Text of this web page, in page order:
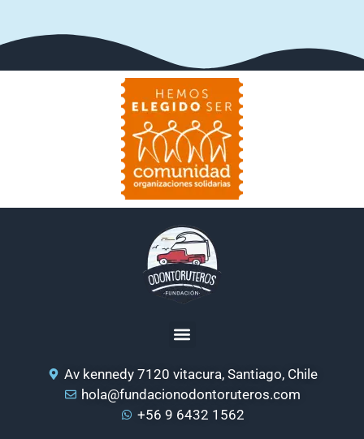
Av kennedy 7120 vitacura, Santiago, Chile
hola@fundacionodontoruteros.com
+56 9 6432 1562